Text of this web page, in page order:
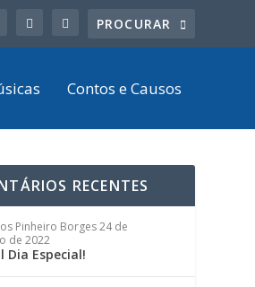
Contos e Causos
RECENTES
Pinheiro Borges24 de
de 2022
Dia Especial!